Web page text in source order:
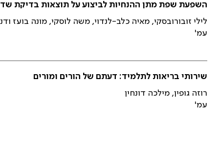
השפעת שפת מתן ההנחיות לביצוע על תוצאות בדיקת
לילי זובורובסקי, מאיה כלב-לנדוי, משה לוסקי, מונה בועז
עמ'
שירותי בריאות לתלמיד: דעתם של הורים ומורים
רוזה גופין, מילכה דונחין
עמ'